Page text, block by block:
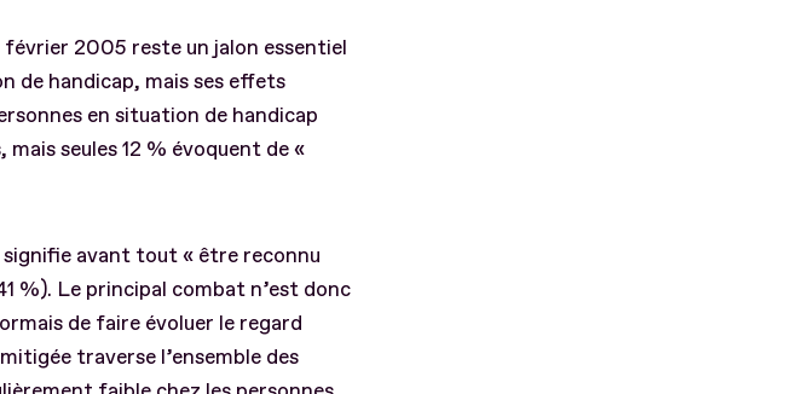
février 2005 reste un jalon essentiel
de handicap, mais ses effets
en situation de handicap
seules 12 % évoquent de «
signifie avant tout « être reconnu
%). Le principal combat n’est donc
de faire évoluer le regard
traverse l’ensemble des